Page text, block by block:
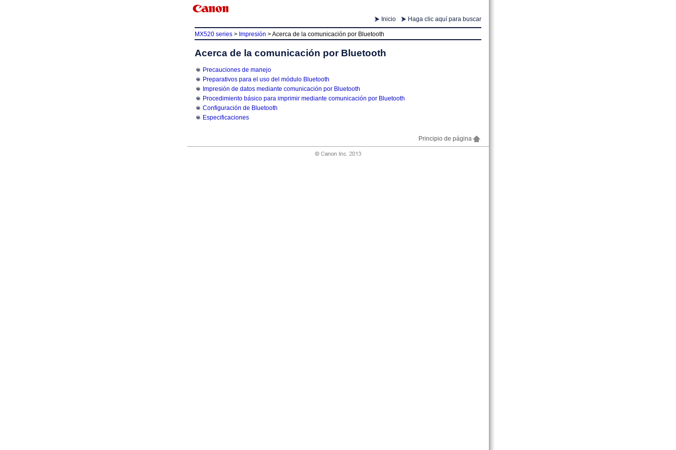
Inicio Haga clic aquí para buscar
MX520 series > Impresión >Acerca de la comunicación por Bluetooth
Acerca de la comunicación por Bluetooth
Precauciones de manejo
Preparativos para el uso del módulo Bluetooth
Impresión de datos mediante comunicación por Bluetooth
Procedimiento básico para imprimir mediante comunicación por Bluetooth
Configuración de Bluetooth
Especificaciones
Principio de página